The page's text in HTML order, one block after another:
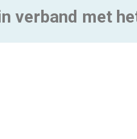
verband met